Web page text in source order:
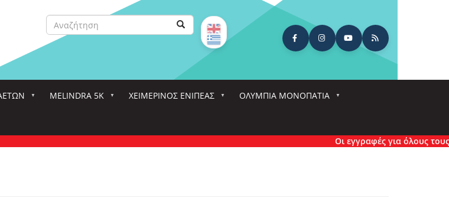
Search
Αναζήτηση Αναζήτηση
MELINDRA 5K ΧΕΙΜΕΡΙΝΟΣ ΕΝΙΠΕΑΣ ΟΛΎΜΠΙΑ ΜΟΝΟΠΆΤΙΑ
Οι εγγραφές για όλους τους